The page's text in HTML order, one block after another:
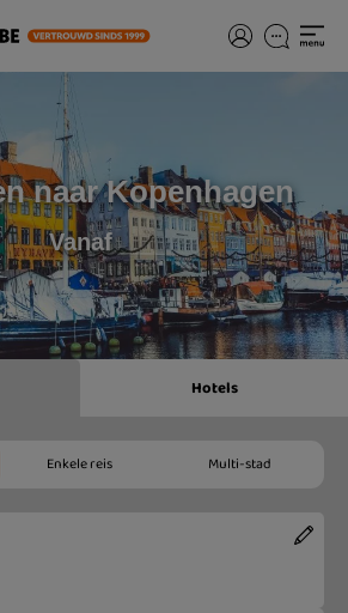
naar Kopenhagen
Vanaf